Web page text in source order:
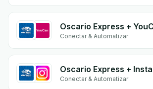
Oscario Express +
Conectar & Automatizar
Oscario Express +
Conectar & Automatizar